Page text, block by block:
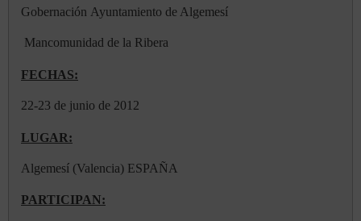
Gobernación Ayuntamiento de Algemesí
Mancomunidad de la Ribera
FECHAS:
22-23 de junio de 2012
LUGAR:
Algemesí (Valencia) ESPAÑA
PARTICIPAN: